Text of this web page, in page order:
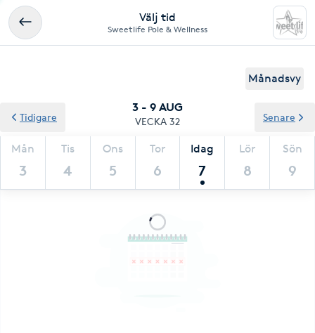
Välj tid
Sweetlife Pole & Wellness
Månadsvy
3 - 9 AUG
VECKA 32
Mån
3
Tis
4
Ons
5
Tor
6
Idag
7
Lör
8
Sön
9
Tidigare Senare